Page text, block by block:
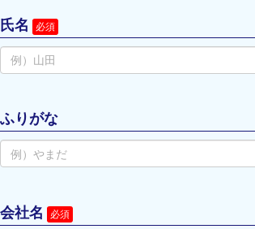
氏名
ふりがな
会社名